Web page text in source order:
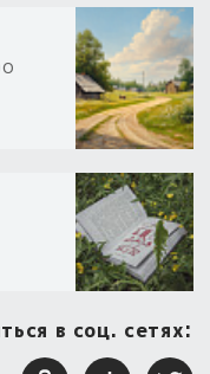
в соц. сетях: